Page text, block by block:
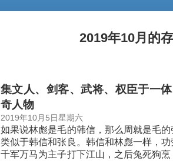
2019年10月的
集文人、剑客、武将、权臣于一
奇人物
2019年10月5日星期六
如果说林彪是毛的韩信，那么周就是毛
类似于韩信和张良。韩信和林彪一样，
千军万马为主子打下江山，之后兔死狗